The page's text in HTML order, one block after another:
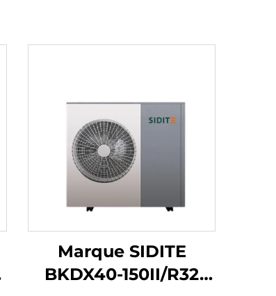
Marque SIDITE
BKDX40-150II/R32